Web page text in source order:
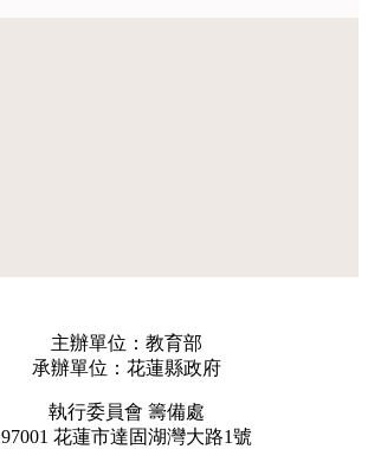
主辦單位：教育部
承辦單位：花蓮縣政府
執行委員會 籌備處
97001 花蓮市達固湖灣大路1號